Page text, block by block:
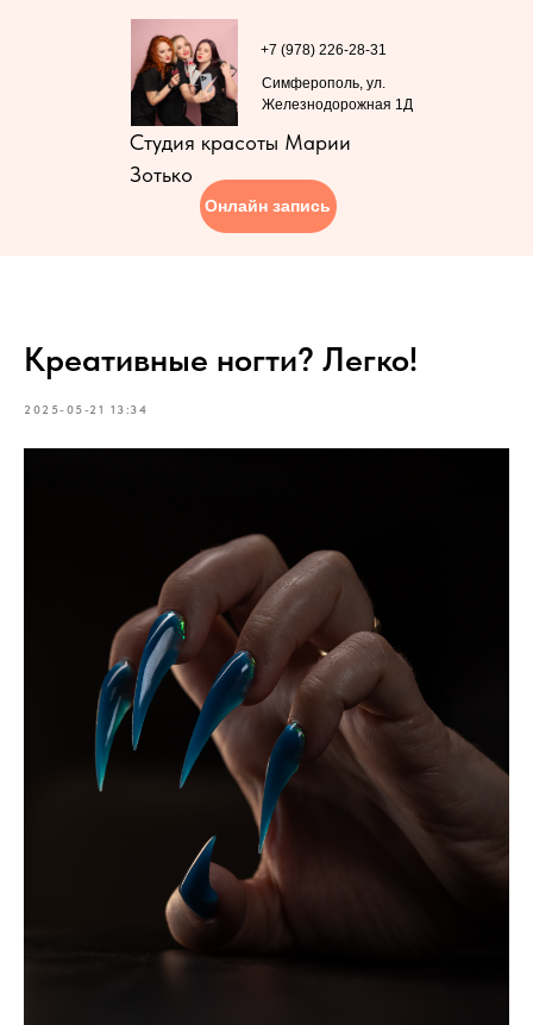
+7 (978) 226-28-31
Симферополь, ул.
Железнодорожная 1Д
Онлайн запись
Студия красоты Марии
Зотько
Креативные ногти? Легко!
2025-05-21 13:34